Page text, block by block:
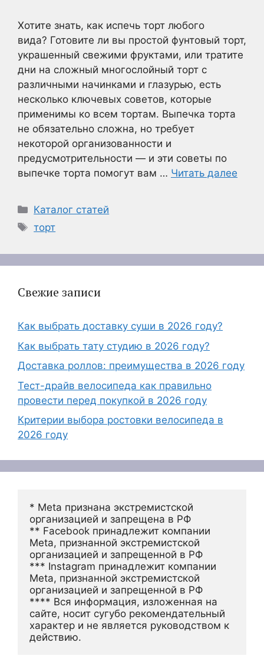
Хотите знать, как испечь торт любого
вида? Готовите ли вы простой фунтовый торт,
украшенный свежими фруктами, или тратите
дни на сложный многослойный торт с
различными начинками и глазурью, есть
несколько ключевых советов, которые
применимы ко всем тортам. Выпечка торта
не обязательно сложна, но требует
некоторой организованности и
предусмотрительности — и эти советы по
выпечке торта помогут вам … Читать далее
Рубрики
Каталог статей
Метки
торт
Свежие записи
Как выбрать доставку суши в 2026 году?
Как выбрать тату студию в 2026 году?
Доставка роллов: преимущества в 2026 году
Тест-драйв велосипеда как правильно
провести перед покупкой в 2026 году
Критерии выбора ростовки велосипеда в
2026 году
* Meta признана экстремистской
организацией и запрещена в РФ
** Facebook принадлежит компании
Meta, признанной экстремистской
организацией и запрещенной в РФ
*** Instagram принадлежит компании
Meta, признанной экстремистской
организацией и запрещенной в РФ
**** Вся информация, изложенная на
сайте, носит сугубо рекомендательный
характер и не является руководством к
действию.